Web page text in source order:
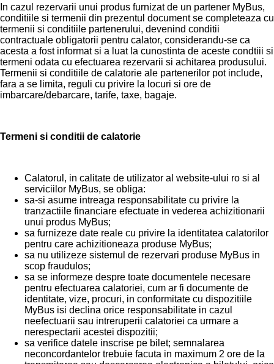
In cazul rezervarii unui produs furnizat de un partener MyBus,
conditiile si termenii din prezentul document se completeaza cu
termenii si conditiile partenerului, devenind conditii
contractuale obligatorii pentru calator, considerandu-se ca
acesta a fost informat si a luat la cunostinta de aceste condtiii si
termeni odata cu efectuarea rezervarii si achitarea produsului.
Termenii si conditiile de calatorie ale partenerilor pot include,
fara a se limita, reguli cu privire la locuri si ore de
imbarcare/debarcare, tarife, taxe, bagaje.
Termeni si conditii de calatorie
Calatorul, in calitate de utilizator al website-ului ro si al
serviciilor MyBus, se obliga:
sa-si asume intreaga responsabilitate cu privire la
tranzactiile financiare efectuate in vederea achizitionarii
unui produs MyBus;
sa furnizeze date reale cu privire la identitatea calatorilor
pentru care achizitioneaza produse MyBus;
sa nu utilizeze sistemul de rezervari produse MyBus in
scop fraudulos;
sa se informeze despre toate documentele necesare
pentru efectuarea calatoriei, cum ar fi documente de
identitate, vize, procuri, in conformitate cu dispozitiile
MyBus isi declina orice responsabilitate in cazul
neefectuarii sau intreruperii calatoriei ca urmare a
nerespectarii acestei dispozitii;
sa verifice datele inscrise pe bilet; semnalarea
neconcordantelor trebuie facuta in maximum 2 ore de la